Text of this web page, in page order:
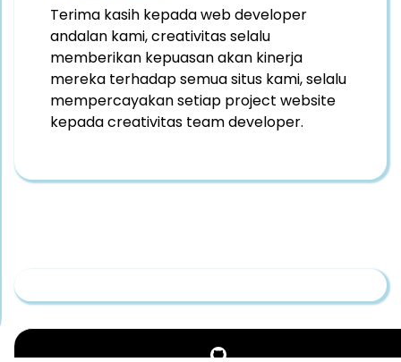
Terima kasih kepada web developer
andalan kami, creativitas selalu
memberikan kepuasan akan kinerja
mereka terhadap semua situs kami, selalu
mempercayakan setiap project website
kepada creativitas team developer.